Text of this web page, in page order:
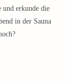
und erkunde die
in der Sauna